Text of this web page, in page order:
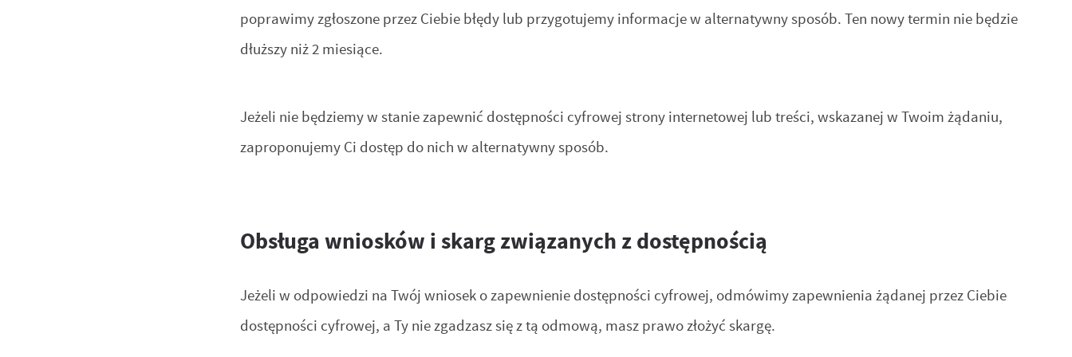
poprawimy zgłoszone przez Ciebie błędy lub przygotujemy informacje w alternatywny sposób. Ten nowy termin nie będzie
dłuższy niż 2 miesiące.
Jeżeli nie będziemy w stanie zapewnić dostępności cyfrowej strony internetowej lub treści, wskazanej w Twoim żądaniu,
zaproponujemy Ci dostęp do nich w alternatywny sposób.
Obsługa wniosków i skarg związanych z dostępnością
Jeżeli w odpowiedzi na Twój wniosek o zapewnienie dostępności cyfrowej, odmówimy zapewnienia żądanej przez Ciebie
dostępności cyfrowej, a Ty nie zgadzasz się z tą odmową, masz prawo złożyć skargę.